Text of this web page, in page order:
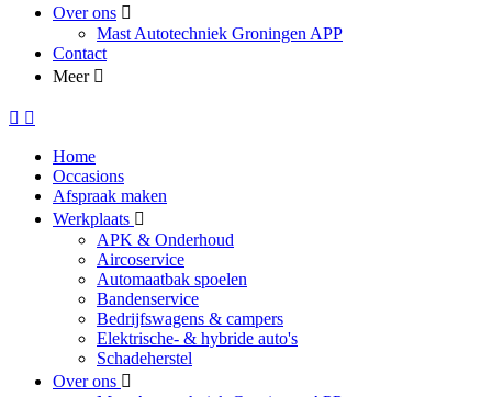
Over ons
Mast Autotechniek Groningen APP
Contact
Meer
Home
Occasions
Afspraak maken
Werkplaats
APK & Onderhoud
Aircoservice
Automaatbak spoelen
Bandenservice
Bedrijfswagens & campers
Elektrische- & hybride auto's
Schadeherstel
Over ons